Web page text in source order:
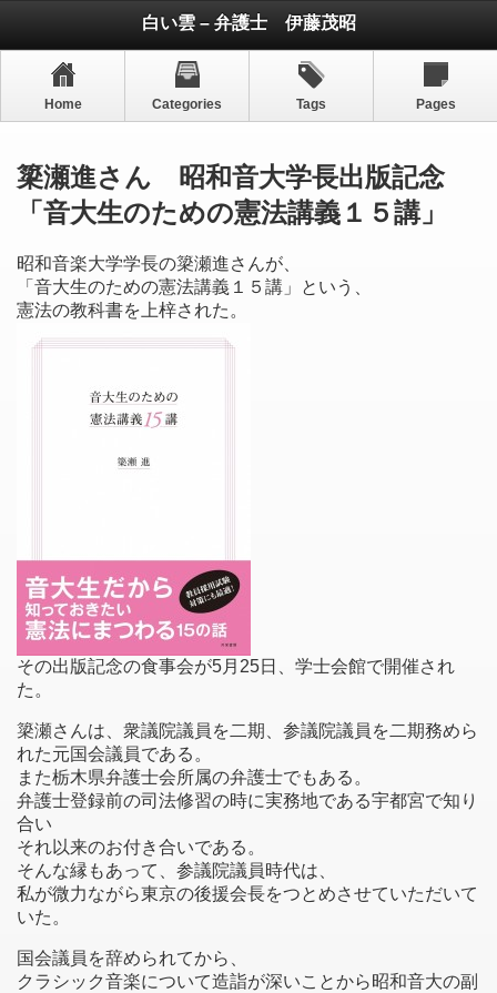
白い雲 – 弁護士 伊藤茂昭
Home Categories Tags Pages
簗瀬進さん 昭和音大学長出版記念
「音大生のための憲法講義１５講」
昭和音楽大学学長の簗瀬進さんが、
「音大生のための憲法講義１５講」という、
憲法の教科書を上梓された。
その出版記念の食事会が5月25日、学士会館で開催され
た。
簗瀬さんは、衆議院議員を二期、参議院議員を二期務めら
れた元国会議員である。
また栃木県弁護士会所属の弁護士でもある。
弁護士登録前の司法修習の時に実務地である宇都宮で知り
合い
それ以来のお付き合いである。
そんな縁もあって、参議院議員時代は、
私が微力ながら東京の後援会長をつとめさせていただいて
いた。
国会議員を辞められてから、
クラシック音楽について造詣が深いことから昭和音大の副